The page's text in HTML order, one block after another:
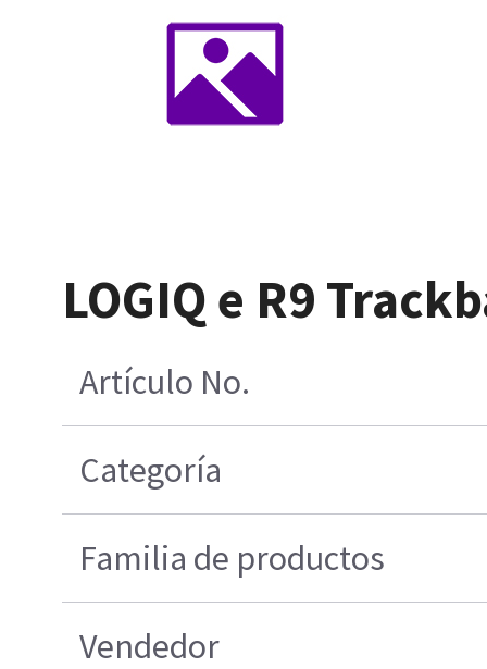
LOGIQ e R9
Artículo No.
Categoría
Familia de productos
Vendedor